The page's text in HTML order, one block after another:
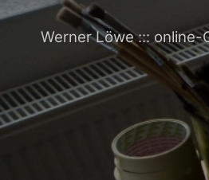
Werner Löwe ::: online-